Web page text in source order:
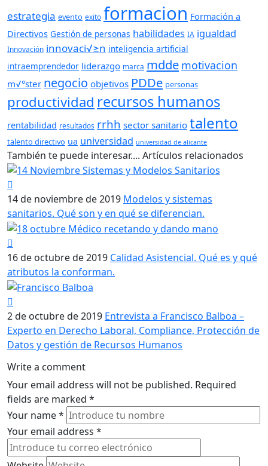
estrategia evento exito formacion Formación a
Directivos Gestión de personas habilidades IA igualdad
Innovación innovaci√≥n inteligencia artificial
intraemprendedor liderazgo marca mdde motivacion
m√°ster negocio objetivos PDDe personas
productividad recursos humanos
rentabilidad resultados rrhh sector sanitario talento
talento directivo ua universidad universidad de alicante
También te puede interesar.... Artículos relacionados
14 de noviembre de 2019 Modelos y sistemas
sanitarios. Qué son y en qué se diferencian.
16 de octubre de 2019 Calidad Asistencial. Qué es y qué
atributos la conforman.
2 de octubre de 2019 Entrevista a Francisco Balboa –
Experto en Derecho Laboral, Compliance, Protección de
Datos y gestión de Recursos Humanos
Write a comment
Your email address will not be published. Required
fields are marked *
Your name*
Your email address *